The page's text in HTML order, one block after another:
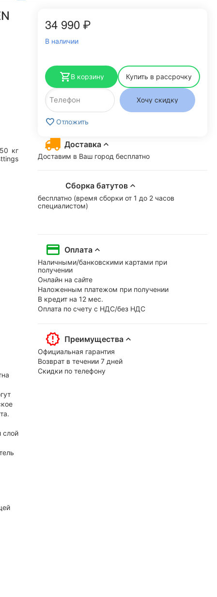
кг
34 990₽
В наличии
В корзину Купить в рассрочку
Хочу скидку
Отложить
Доставка
Доставим в Ваш город бесплатно
Сборка батутов
бесплатно (время сборки от 1 до 2 часов
специалистом)
Оплата
Наличными/банковскими картами при
получении
Онлайн на сайте
Наложенным платежом при получении
В кредит на 12 мес.
Оплата по счету с НДС/без НДС
Преимущества
Официальная гарантия
Возврат в течении 7 дней
Скидки по телефону
слой